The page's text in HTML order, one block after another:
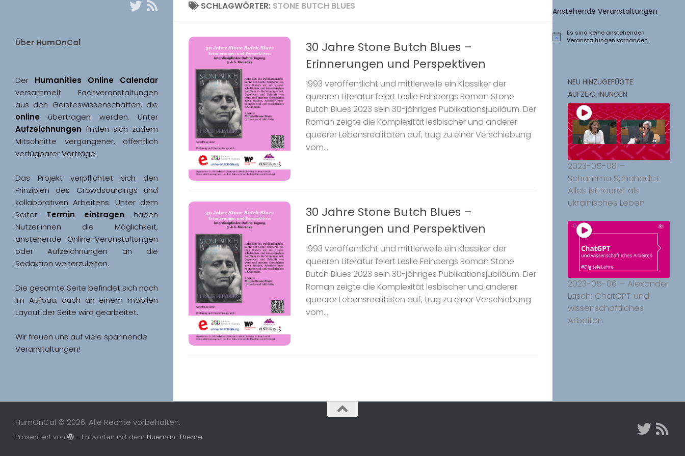
SCHLAGWÖRTER: STONE BUTCH BLUES
30 Jahre Stone Butch Blues –
Erinnerungen und Perspektiven
1993 veröffentlicht und mittlerweile ein Klassiker der
queeren Literatur feiert Leslie Feinbergs Roman Stone
Butch Blues 2023 sein 30-jähriges Publikationsjubiläum. Der
Roman zeigte die Komplexität lesbischer und anderer
queerer Lebensrealitäten auf, trug zu einer Verschiebung
vom...
30 Jahre Stone Butch Blues –
Erinnerungen und Perspektiven
1993 veröffentlicht und mittlerweile ein Klassiker der
queeren Literatur feiert Leslie Feinbergs Roman Stone
Butch Blues 2023 sein 30-jähriges Publikationsjubiläum. Der
Roman zeigte die Komplexität lesbischer und anderer
queerer Lebensrealitäten auf, trug zu einer Verschiebung
vom...
Über HumOnCal
Der
versammelt Fachveranstaltungen
online
Aufzeichnungen finden sich zudem
Mitschnitte vergangener, öffentlich
Das Projekt verpflichtet sich den
Prinzipien des Crowdsourcings und
kollaborativen Arbeitens. Unter dem
Reiter Termin eintragen haben
Nutzer:innen die Möglichkeit,
anstehende Online-Veranstaltungen
oder Aufzeichnungen an die
Redaktion weiterzuleiten.
Die gesamte Seite befindet sich noch
im Aufbau; auch an einem mobilen
Wir freuen uns auf viele spannende
Veranstaltungen!
Anstehende Veranstaltungen
Hinweis
Es sind keine anstehenden
Veranstaltungen vorhanden.
NEU HINZUGEFÜGTE
AUFZEICHNUNGEN
2023-05-08 –
Schamma Schahadat:
Alles ist teurer als
ukrainisches Leben
2023-05-06 – Alexander
Lasch: ChatGPT und
wissenschaftliches
Arbeiten
HumOnCal © 2026. Alle Rechte vorbehalten.
Präsentiert von - Entworfen mit dem Hueman-Theme